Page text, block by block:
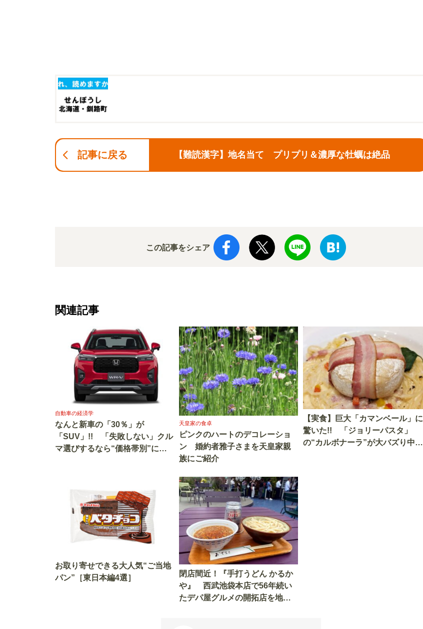
記事に戻る 【難読漢字】地名当て プリプリ＆濃厚な牡蠣は絶品
この記事をシェア
関連記事
自動車の経済学
なんと新車の「30％」が
「SUV」!! 「失敗しない」クル
マ選びするなら“価格帯別”にこ
天皇家の食卓
ピンクのハートのデコレーショ
ン 婚約者雅子さまを天皇家親
族にご紹介
【実食】巨大「カマンベール」に
驚いた!! 「ジョリーパスタ」
の“カルボナーラ”が大バズり中だ
お取り寄せできる大人気“ご当地
パン”［東日本編4選］
閉店間近！『手打うどん かるか
や』 西武池袋本店で56年続い
たデパ屋グルメの開拓店を地元